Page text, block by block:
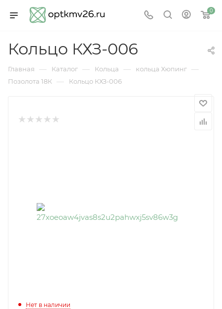
0
Кольцо КХЗ-006
Главная — Каталог — Кольца — кольца Хюпинг —
Позолота 18К — Кольцо КХЗ-006
Нет в наличии